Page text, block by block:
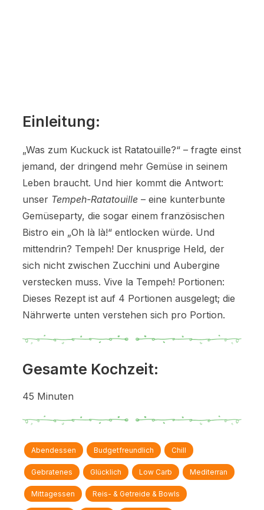
Einleitung:
„Was zum Kuckuck ist Ratatouille?“ – fragte einst
jemand, der dringend mehr Gemüse in seinem
Leben braucht. Und hier kommt die Antwort:
unser Tempeh-Ratatouille– eine kunterbunte
Gemüseparty, die sogar einem französischen
Bistro ein „Oh là là!“ entlocken würde. Und
mittendrin? Tempeh! Der knusprige Held, der
sich nicht zwischen Zucchini und Aubergine
verstecken muss. Vive la Tempeh! Portionen:
Dieses Rezept ist auf 4 Portionen ausgelegt; die
Nährwerte unten verstehen sich pro Portion.
Gesamte Kochzeit:
45 Minuten
Abendessen Budgetfreundlich Chill
Gebratenes Glücklich Low Carb Mediterran
Mittagessen Reis- & Getreide & Bowls